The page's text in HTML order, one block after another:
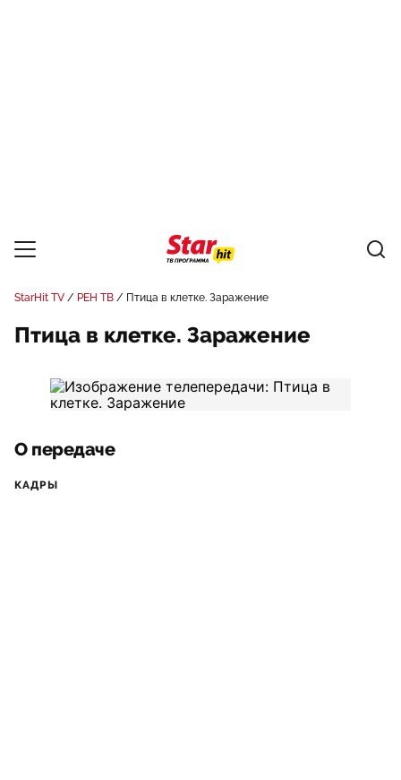
StarHit TV РЕН ТВ Птица в клетке. Заражение
Птица в клетке. Заражение
О передаче
КАДРЫ